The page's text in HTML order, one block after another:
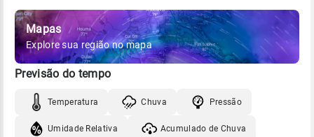
Mapas
Explore sua região no mapa
Previsão do tempo
Temperatura Chuva Pressão
Umidade Relativa Acumulado de Chuva